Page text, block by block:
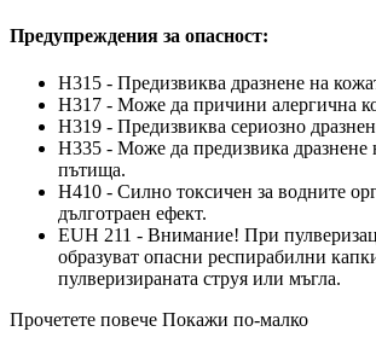
Предупреждения за опасност:
H315 - Предизвиква дразнене на
H317 - Може да причини алергична
H319 - Предизвиква сериозно
H335 - Може да предизвика дразнене
пътища.
H410 - Силно токсичен за водните
дълготраен ефект.
EUH 211 - Внимание! При
образуват опасни респирабилни
пулверизираната струя или мъгла.
Прочетете повече Покажи по-малко